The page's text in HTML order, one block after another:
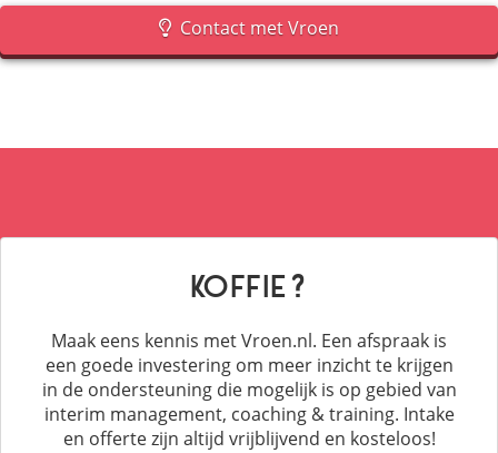
Contact met Vroen
Koffie?
Maak eens kennis met Vroen.nl. Een afspraak is
een goede investering om meer inzicht te krijgen
in de ondersteuning die mogelijk is op gebied van
interim management, coaching & training. Intake
en offerte zijn altijd vrijblijvend en kosteloos!